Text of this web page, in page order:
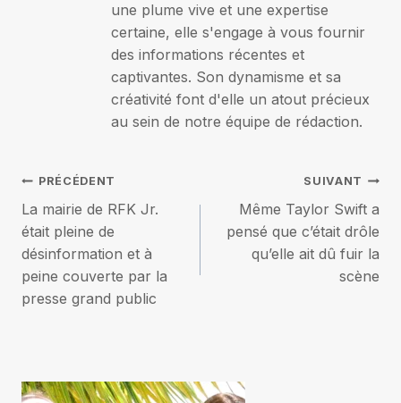
une plume vive et une expertise
certaine, elle s'engage à vous fournir
des informations récentes et
captivantes. Son dynamisme et sa
créativité font d'elle un atout précieux
au sein de notre équipe de rédaction.
Navigation
de
l’article
PRÉCÉDENT
La mairie de RFK Jr.
était pleine de
désinformation et à
peine couverte par la
presse grand public
SUIVANT
Même Taylor Swift a
pensé que c’était drôle
qu’elle ait dû fuir la
scène